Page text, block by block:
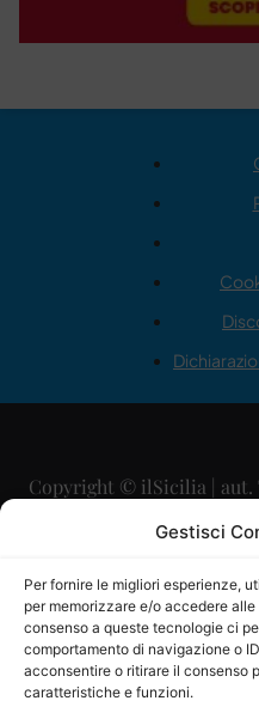
Gestisci
Per fornire le migliori esperienze,
per memorizzare e/o accedere
consenso a queste tecnologie ci
comportamento di navigazione o
acconsentire o ritirare il consenso
caratteristiche e funzioni.
Copyright © ilSicilia | aut.
29/
Direttore
Direttore